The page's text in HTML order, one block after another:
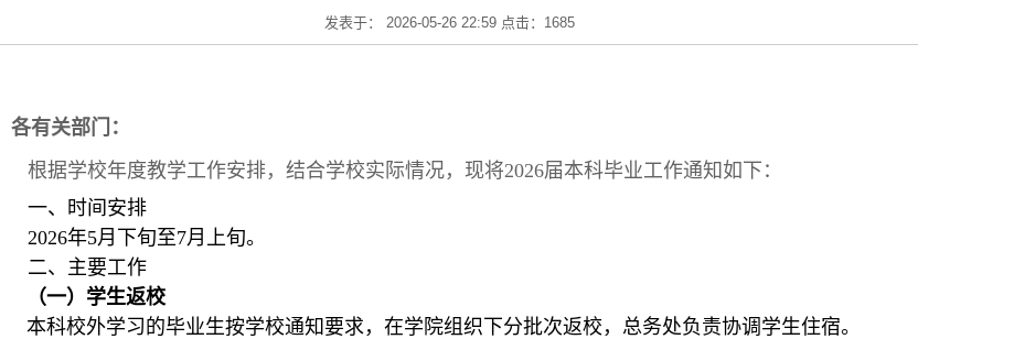
发表于： 2026-05-26 22:59 点击： 1685
各有关部门：
根据学校年度教学工作安排，结合学校实际情况，现将2026届本科毕业工作通知如下：
一、时间安排
2026年5月下旬至7月上旬。
二、主要工作
（一）学生返校
本科校外学习的毕业生按学校通知要求，在学院组织下分批次返校，总务处负责协调学生住宿。